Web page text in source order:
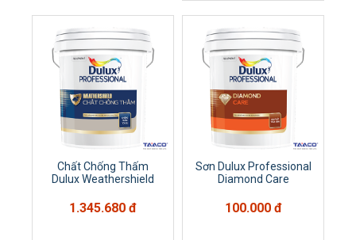
Chất Chống Thấm
Dulux Weathershield
1.345.680 đ
Sơn Dulux Professional
Diamond Care
100.000 đ